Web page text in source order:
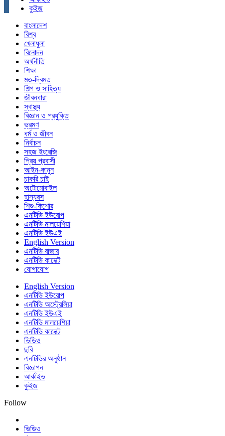
কুইজ
বাংলাদেশ
বিশ্ব
খেলাধুলা
বিনোদন
অর্থনীতি
শিক্ষা
মত-দ্বিমত
শিল্প ও সাহিত্য
জীবনধারা
স্বাস্থ্য
বিজ্ঞান ও প্রযুক্তি
ভ্রমণ
ধর্ম ও জীবন
নির্বাচন
সহজ ইংরেজি
প্রিয় প্রবাসী
আইন-কানুন
চাকরি চাই
অটোমোবাইল
হাস্যরস
শিশু-কিশোর
এনটিভি ইউরোপ
এনটিভি মালয়েশিয়া
এনটিভি ইউএই
English Version
এনটিভি বাজার
এনটিভি কানেক্ট
যোগাযোগ
English Version
এনটিভি ইউরোপ
এনটিভি অস্ট্রেলিয়া
এনটিভি ইউএই
এনটিভি মালয়েশিয়া
এনটিভি কানেক্ট
ভিডিও
ছবি
এনটিভির অনুষ্ঠান
বিজ্ঞাপন
আর্কাইভ
কুইজ
Follow
ভিডিও